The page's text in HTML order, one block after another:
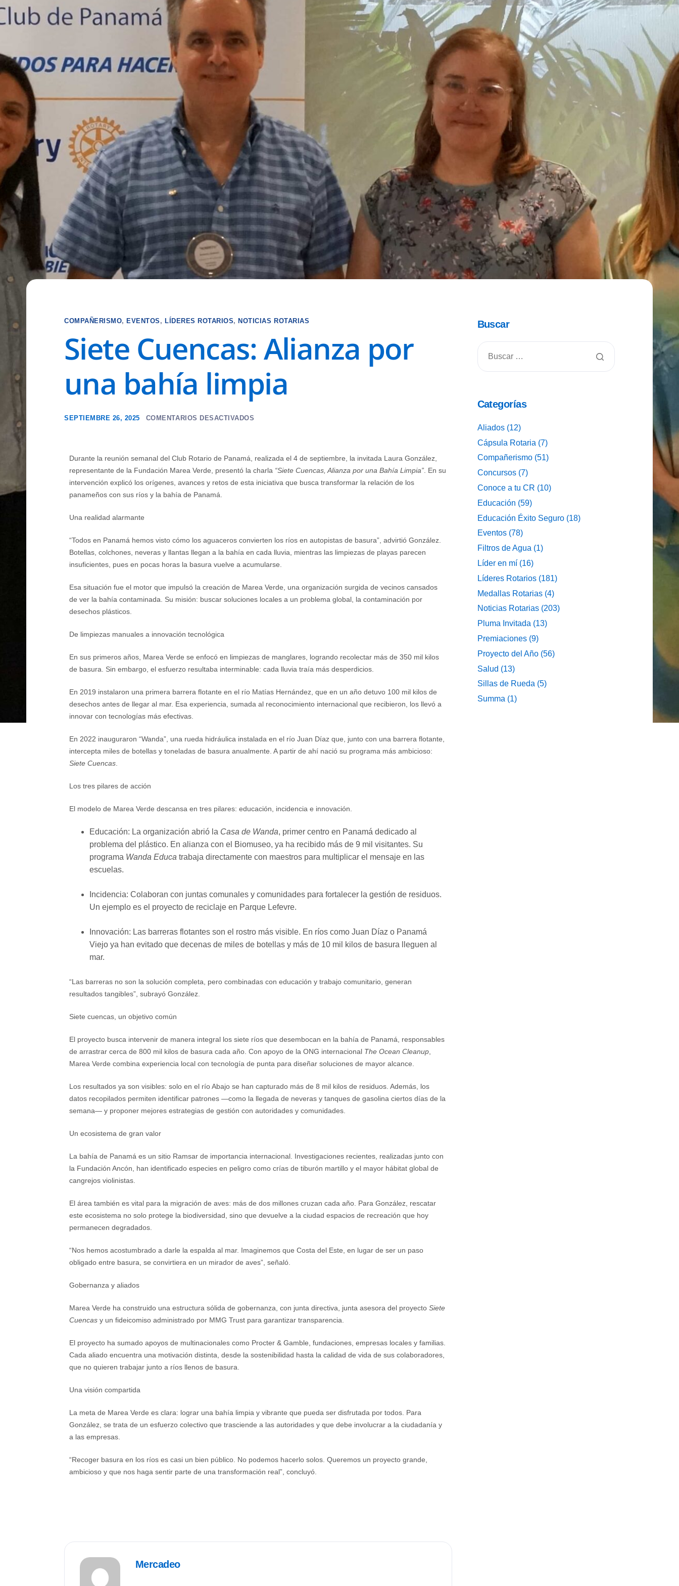
COMPAÑERISMO, EVENTOS , LÍDERES ROTARIOS, NOTICIAS ROTARIAS
Siete Cuencas: Alianza por
una bahía limpia
SEPTIEMBRE 26, 2025 COMENTARIOS DESACTIVADOS
Durante la reunión semanal del Club Rotario de Panamá, realizada el 4 de septiembre, la invitada Laura González,
representante de la Fundación Marea Verde, presentó la charla “Siete Cuencas, Alianza por una Bahía Limpia”. En su
intervención explicó los orígenes, avances y retos de esta iniciativa que busca transformar la relación de los
panameños con sus ríos y la bahía de Panamá.
Una realidad alarmante
“Todos en Panamá hemos visto cómo los aguaceros convierten los ríos en autopistas de basura”, advirtió González.
Botellas, colchones, neveras y llantas llegan a la bahía en cada lluvia, mientras las limpiezas de playas parecen
insuficientes, pues en pocas horas la basura vuelve a acumularse.
Esa situación fue el motor que impulsó la creación de Marea Verde, una organización surgida de vecinos cansados
de ver la bahía contaminada. Su misión: buscar soluciones locales a un problema global, la contaminación por
desechos plásticos.
De limpiezas manuales a innovación tecnológica
En sus primeros años, Marea Verde se enfocó en limpiezas de manglares, logrando recolectar más de 350 mil kilos
de basura. Sin embargo, el esfuerzo resultaba interminable: cada lluvia traía más desperdicios.
En 2019 instalaron una primera barrera flotante en el río Matías Hernández, que en un año detuvo 100 mil kilos de
desechos antes de llegar al mar. Esa experiencia, sumada al reconocimiento internacional que recibieron, los llevó a
innovar con tecnologías más efectivas.
En 2022 inauguraron “Wanda”, una rueda hidráulica instalada en el río Juan Díaz que, junto con una barrera flotante,
intercepta miles de botellas y toneladas de basura anualmente. A partir de ahí nació su programa más ambicioso:
Siete Cuencas.
Los tres pilares de acción
El modelo de Marea Verde descansa en tres pilares: educación, incidencia e innovación.
Educación: La organización abrió la Casa de Wanda, primer centro en Panamá dedicado al
problema del plástico. En alianza con el Biomuseo, ya ha recibido más de 9 mil visitantes. Su
programa Wanda Educa trabaja directamente con maestros para multiplicar el mensaje en las
escuelas.
Incidencia: Colaboran con juntas comunales y comunidades para fortalecer la gestión de residuos.
Un ejemplo es el proyecto de reciclaje en Parque Lefevre.
Innovación: Las barreras flotantes son el rostro más visible. En ríos como Juan Díaz o Panamá
Viejo ya han evitado que decenas de miles de botellas y más de 10 mil kilos de basura lleguen al
mar.
“Las barreras no son la solución completa, pero combinadas con educación y trabajo comunitario, generan
resultados tangibles”, subrayó González.
Siete cuencas, un objetivo común
El proyecto busca intervenir de manera integral los siete ríos que desembocan en la bahía de Panamá, responsables
de arrastrar cerca de 800 mil kilos de basura cada año. Con apoyo de la ONG internacional The Ocean Cleanup,
Marea Verde combina experiencia local con tecnología de punta para diseñar soluciones de mayor alcance.
Los resultados ya son visibles: solo en el río Abajo se han capturado más de 8 mil kilos de residuos. Además, los
datos recopilados permiten identificar patrones —como la llegada de neveras y tanques de gasolina ciertos días de la
semana— y proponer mejores estrategias de gestión con autoridades y comunidades.
Un ecosistema de gran valor
La bahía de Panamá es un sitio Ramsar de importancia internacional. Investigaciones recientes, realizadas junto con
la Fundación Ancón, han identificado especies en peligro como crías de tiburón martillo y el mayor hábitat global de
cangrejos violinistas.
El área también es vital para la migración de aves: más de dos millones cruzan cada año. Para González, rescatar
este ecosistema no solo protege la biodiversidad, sino que devuelve a la ciudad espacios de recreación que hoy
permanecen degradados.
“Nos hemos acostumbrado a darle la espalda al mar. Imaginemos que Costa del Este, en lugar de ser un paso
obligado entre basura, se convirtiera en un mirador de aves”, señaló.
Gobernanza y aliados
Marea Verde ha construido una estructura sólida de gobernanza, con junta directiva, junta asesora del proyecto Siete
Cuencas y un fideicomiso administrado por MMG Trust para garantizar transparencia.
El proyecto ha sumado apoyos de multinacionales como Procter & Gamble, fundaciones, empresas locales y familias.
Cada aliado encuentra una motivación distinta, desde la sostenibilidad hasta la calidad de vida de sus colaboradores,
que no quieren trabajar junto a ríos llenos de basura.
Una visión compartida
La meta de Marea Verde es clara: lograr una bahía limpia y vibrante que pueda ser disfrutada por todos. Para
González, se trata de un esfuerzo colectivo que trasciende a las autoridades y que debe involucrar a la ciudadanía y
a las empresas.
“Recoger basura en los ríos es casi un bien público. No podemos hacerlo solos. Queremos un proyecto grande,
ambicioso y que nos haga sentir parte de una transformación real”, concluyó.
Mercadeo
Buscar
Categorías
Aliados(12)
Cápsula Rotaria (7)
Compañerismo(51)
Concursos(7)
Conoce a tu CR (10)
Educación (59)
Educación Éxito Seguro(18)
Eventos(78)
Filtros de Agua (1)
Líder en mí(16)
Líderes Rotarios(181)
Medallas Rotarias(4)
Noticias Rotarias(203)
Pluma Invitada (13)
Premiaciones(9)
Proyecto del Año(56)
Salud (13)
Sillas de Rueda (5)
Summa (1)